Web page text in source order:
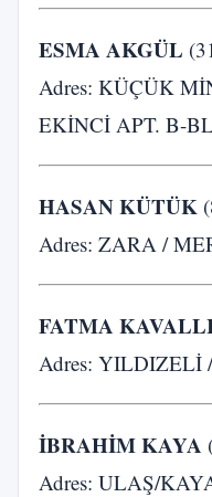
ESMA AKGÜL
Adres: KÜÇÜK
EKİNCİ APT. B-
HASAN KÜTÜK
Adres: ZARA /
FATMA
Adres:
İBRAHİM KAYA
Adres: ULAŞ/